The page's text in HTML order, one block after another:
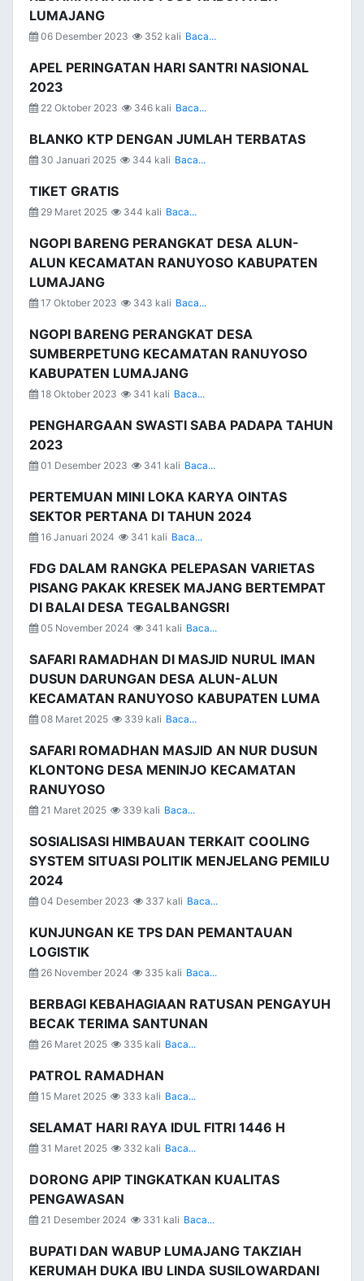
LUMAJANG
06 Desember 2023 352 kali Baca...
APEL PERINGATAN HARI SANTRI NASIONAL
2023
22 Oktober 2023 346 kali Baca...
BLANKO KTP DENGAN JUMLAH TERBATAS
30 Januari 2025 344 kali Baca...
TIKET GRATIS
29 Maret 2025 344 kali Baca...
NGOPI BARENG PERANGKAT DESA ALUN-
ALUN KECAMATAN RANUYOSO KABUPATEN
LUMAJANG
17 Oktober 2023 343 kali Baca...
NGOPI BARENG PERANGKAT DESA
SUMBERPETUNG KECAMATAN RANUYOSO
KABUPATEN LUMAJANG
18 Oktober 2023 341 kali Baca...
PENGHARGAAN SWASTI SABA PADAPA TAHUN
2023
01 Desember 2023 341 kali Baca...
PERTEMUAN MINI LOKA KARYA OINTAS
SEKTOR PERTANA DI TAHUN 2024
16 Januari 2024 341 kali Baca...
FDG DALAM RANGKA PELEPASAN VARIETAS
PISANG PAKAK KRESEK MAJANG BERTEMPAT
DI BALAI DESA TEGALBANGSRI
05 November 2024 341 kali Baca...
SAFARI RAMADHAN DI MASJID NURUL IMAN
DUSUN DARUNGAN DESA ALUN-ALUN
KECAMATAN RANUYOSO KABUPATEN LUMA
08 Maret 2025 339 kali Baca...
SAFARI ROMADHAN MASJID AN NUR DUSUN
KLONTONG DESA MENINJO KECAMATAN
RANUYOSO
21 Maret 2025 339 kali Baca...
SOSIALISASI HIMBAUAN TERKAIT COOLING
SYSTEM SITUASI POLITIK MENJELANG PEMILU
2024
04 Desember 2023 337 kali Baca...
KUNJUNGAN KE TPS DAN PEMANTAUAN
LOGISTIK
26 November 2024 335 kali Baca...
BERBAGI KEBAHAGIAAN RATUSAN PENGAYUH
BECAK TERIMA SANTUNAN
26 Maret 2025 335 kali Baca...
PATROL RAMADHAN
15 Maret 2025 333 kali Baca...
SELAMAT HARI RAYA IDUL FITRI 1446 H
31 Maret 2025 332 kali Baca...
DORONG APIP TINGKATKAN KUALITAS
PENGAWASAN
21 Desember 2024 331 kali Baca...
BUPATI DAN WABUP LUMAJANG TAKZIAH
KERUMAH DUKA IBU LINDA SUSILOWARDANI